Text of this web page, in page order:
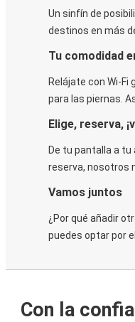
Un sinfín de
destinos en más
Tu comodidad
Relájate con Wi-
para las piernas.
Elige, reserva,
De tu pantalla a
reserva, nosotros
Vamos juntos
¿Por qué añadir
puedes optar por
Con la